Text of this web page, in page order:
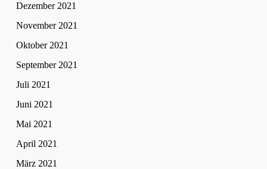
Dezember 2021
November 2021
Oktober 2021
September 2021
Juli 2021
Juni 2021
Mai 2021
April 2021
März 2021